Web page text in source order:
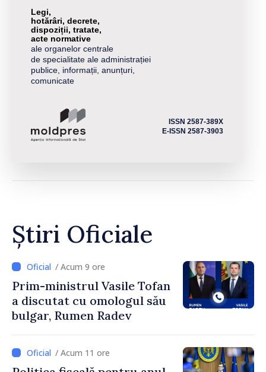
Legi,
hotărâri, decrete,
dispoziții, tratate,
acte normative
ale organelor centrale
de specialitate ale administrației
publice, informații, anunțuri,
comunicate
ISSN 2587-389X
E-ISSN 2587-3903
Știri Oficiale
/ Acum 9 ore
Prim-ministrul Vasile Tofan
a discutat cu omologul său
bulgar, Rumen Radev
/ Acum 11 ore